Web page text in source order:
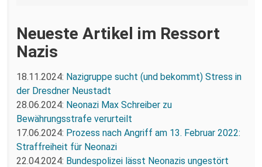
Neueste Artikel im Ressort
Nazis
18.11.2024: Nazigruppe sucht (und bekommt) Stress in
der Dresdner Neustadt
28.06.2024: Neonazi Max Schreiber zu
Bewährungsstrafe verurteilt
17.06.2024: Prozess nach Angriff am 13. Februar 2022:
Straffreiheit für Neonazi
22.04.2024: Bundespolizei lässt Neonazis ungestört